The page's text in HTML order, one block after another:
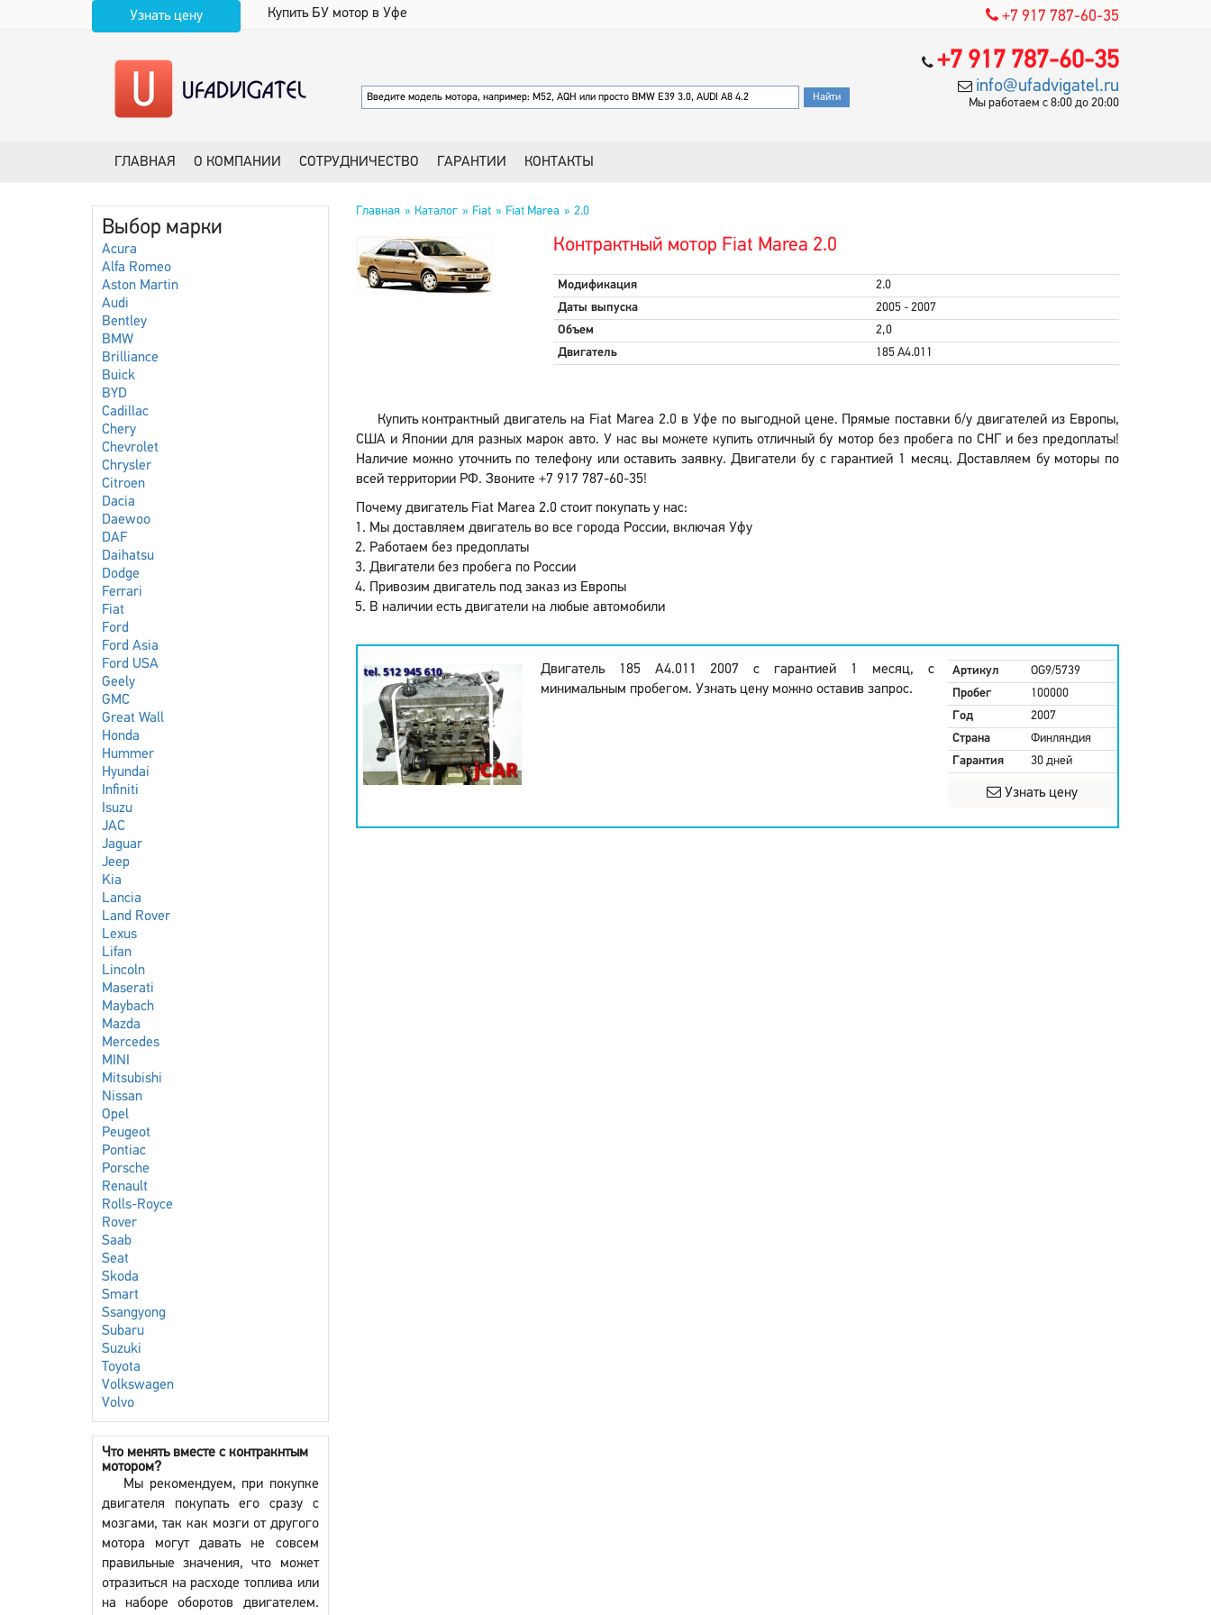
Узнать цену Купить БУ мотор в Уфе +7 917 787-60-35
+7 917 787-60-35
info@ufadvigatel.ru
Мы работаем с 8:00 до 20:00
ГЛАВНАЯ О КОМПАНИИ СОТРУДНИЧЕСТВО ГАРАНТИИ КОНТАКТЫ
Выбор марки
Acura
Alfa Romeo
Aston Martin
Audi
Bentley
BMW
Brilliance
Buick
BYD
Cadillac
Chery
Chevrolet
Chrysler
Citroen
Dacia
Daewoo
DAF
Daihatsu
Dodge
Ferrari
Fiat
Ford
Ford Asia
Ford USA
Geely
GMC
Great Wall
Honda
Hummer
Hyundai
Infiniti
Isuzu
JAC
Jaguar
Jeep
Kia
Lancia
Land Rover
Lexus
Lifan
Lincoln
Maserati
Maybach
Mazda
Mercedes
MINI
Mitsubishi
Nissan
Opel
Peugeot
Pontiac
Porsche
Renault
Rolls-Royce
Rover
Saab
Seat
Skoda
Smart
Ssangyong
Subaru
Suzuki
Toyota
Volkswagen
Volvo
Что менять вместе с контракнтым
мотором?
Мы рекомендуем, при покупке
двигателя покупать его сразу с
мозгами, так как мозги от другого
мотора могут давать не совсем
правильные значения, что может
отразиться на расходе топлива или
на наборе оборотов двигателем.
Главная Каталог Fiat Fiat Marea 2.0
Контрактный мотор Fiat Marea 2.0
Модификация
2.0
Даты выпуска
2005 - 2007
Объем
2,0
Двигатель
185 A4.011
Купить контрактный двигатель на Fiat Marea 2.0 в Уфе по выгодной цене. Прямые поставки б/у двигателей из Европы,
США и Японии для разных марок авто. У нас вы можете купить отличный бу мотор без пробега по СНГ и без предоплаты!
Наличие можно уточнить по телефону или оставить заявку. Двигатели бу с гарантией 1 месяц. Доставляем бу моторы по
всей территории РФ. Звоните +7 917 787-60-35!
Почему двигатель Fiat Marea 2.0 стоит покупать у нас:
Мы доставляем двигатель во все города России, включая Уфу
Работаем без предоплаты
Двигатели без пробега по России
Привозим двигатель под заказ из Европы
В наличии есть двигатели на любые автомобили
Двигатель 185 A4.011 2007 с гарантией 1 месяц, с
минимальным пробегом. Узнать цену можно оставив запрос.
Артикул
OG9/5739
Пробег
100000
Год
2007
Страна
Финляндия
Гарантия
30 дней
Узнать цену